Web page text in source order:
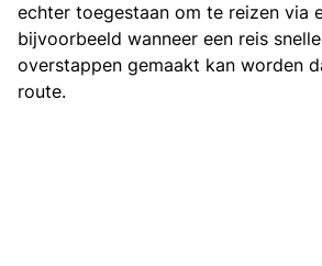
echter toegestaan om te reizen via
bijvoorbeeld wanneer een reis
overstappen gemaakt kan worden
route.